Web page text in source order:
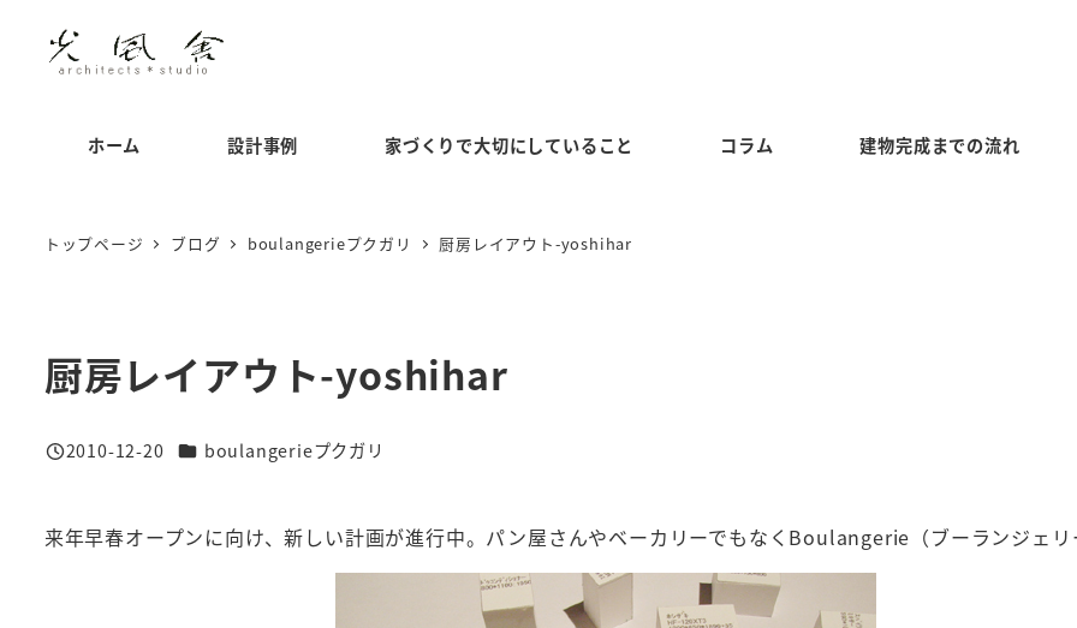
ホーム 設計事例 家づくりで大切にしていること コラム 建物完成までの流れ
トップページ ブログ boulangerieプクガリ 厨房レイアウト-yoshihar
厨房レイアウト-yoshihar
投稿日
2010-12-20 カテゴリー
boulangerieプクガリ
来年早春オープンに向け、新しい計画が進行中。パン屋さんやベーカリーでもなくBoulangerie（ブーランジェリ